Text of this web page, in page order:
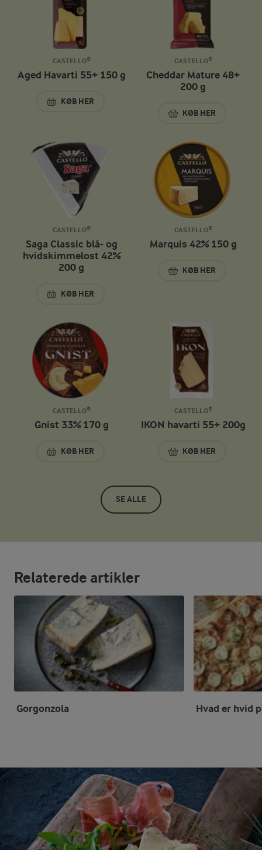
CASTELLO®
Aged Havarti 55+ 150 g
KØB HER
AGED HAVARTI 55+ 150 G
CASTELLO®
Cheddar Mature 48+
200 g
KØB HER
CHEDDAR
CASTELLO®
Saga Classic blå- og
hvidskimmelost 42%
200 g
KØB HER
SAGA CLASSIC BLÅ- OG HVIDSKIMMELOST 42% 200
CASTELLO®
Marquis 42% 150 g
KØB HER
MARQUIS 42% 150
CASTELLO®
Gnist 33% 170 g
KØB HER
GNIST 33% 170 G
CASTELLO®
IKON havarti 55+ 200g
KØB HER
IKON HAVARTI
SE ALLE
Relaterede artikler
Gorgonzola Hvad er hvid